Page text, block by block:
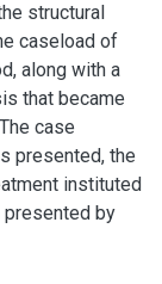
structural
caseload of
along with a
that became
case
presented, the
instituted
by